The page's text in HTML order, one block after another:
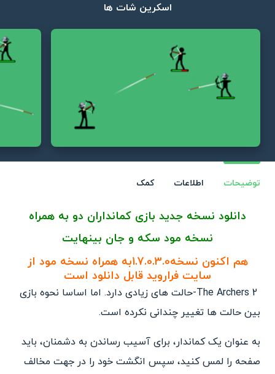
اسکرین شات ها
توضیحات اطلاعات کمک
دانلود نسخه جدید بازی کمانداران دو به همراه
نسخه مود سکه و جان بینهایت
هم اکنون نسخه1.7.0.3.0به همراه نسخه مود از
سایت فراروید قابل دانلود است
The Archers 2-حالت های زیادی دارد. اما اساسا نحوه بازی
بین حالت ها تغییر چندانی نکرده است.
به عنوان یک کماندار، برای آسیب رساندن به دشمنان، باید
صفحه را لمس کنید، سپس انگشت خود را در جهت مخالف